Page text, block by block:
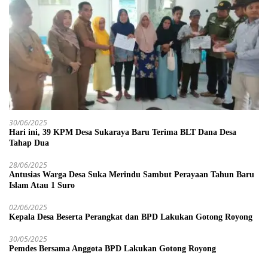
30/06/2025
Hari ini, 39 KPM Desa Sukaraya Baru Terima BLT Dana Desa
Tahap Dua
28/06/2025
Antusias Warga Desa Suka Merindu Sambut Perayaan Tahun Baru
Islam Atau 1 Suro
02/06/2025
Kepala Desa Beserta Perangkat dan BPD Lakukan Gotong Royong
30/05/2025
Pemdes Bersama Anggota BPD Lakukan Gotong Royong